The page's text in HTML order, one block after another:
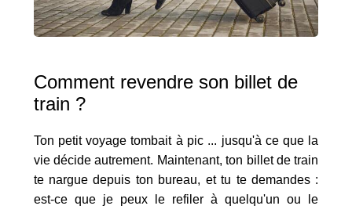
Comment revendre son billet de
train ?
Ton petit voyage tombait à pic ... jusqu'à ce que la
vie décide autrement. Maintenant, ton billet de train
te nargue depuis ton bureau, et tu te demandes :
est-ce que je peux le refiler à quelqu'un ou le